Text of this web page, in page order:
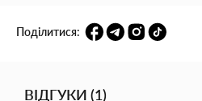
Поділитися:
ВІДГУКИ (1)